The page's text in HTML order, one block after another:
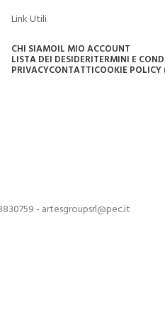
Link Utili
CHI SIAMOIL MIO ACCOUNT
LISTA DEI DESIDERITERMINI E
PRIVACYCONTATTICOOKIE POLICY
- artesgroupsrl@pec.it